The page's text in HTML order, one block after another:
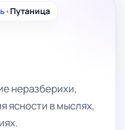
• Путаница
неразберихи,
ясности в мыслях,